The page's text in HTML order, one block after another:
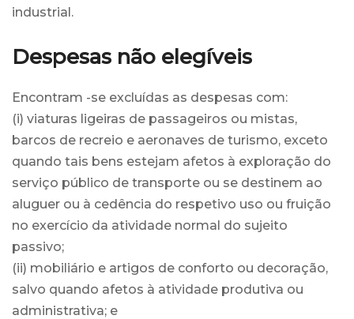
industrial.
Despesas não elegíveis
Encontram -se excluídas as despesas com:
(i) viaturas ligeiras de passageiros ou mistas,
barcos de recreio e aeronaves de turismo, exceto
quando tais bens estejam afetos à exploração do
serviço público de transporte ou se destinem ao
aluguer ou à cedência do respetivo uso ou fruição
no exercício da atividade normal do sujeito
passivo;
(ii) mobiliário e artigos de conforto ou decoração,
salvo quando afetos à atividade produtiva ou
administrativa; e